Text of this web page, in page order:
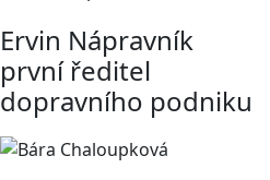
Ervin Nápravník
první ředitel
dopravního podniku